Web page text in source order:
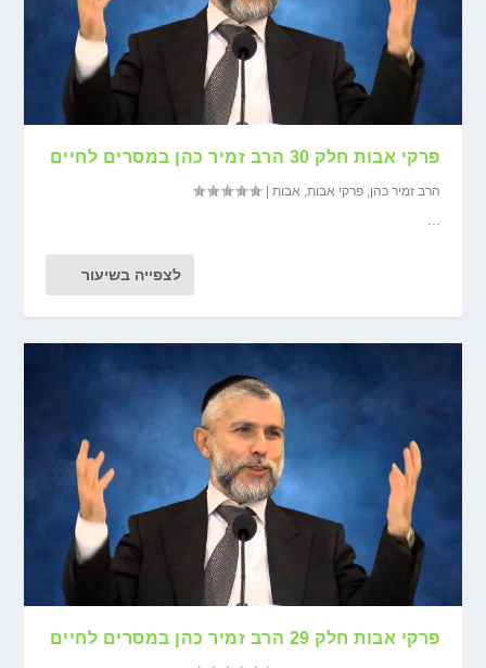
פרקי אבות חלק 30 הרב זמיר כהן במסרים לחיים
הרב זמיר כהן,פרקי אבות, אבות |
...
לצפייה בשיעור
פרקי אבות חלק 29 הרב זמיר כהן במסרים לחיים